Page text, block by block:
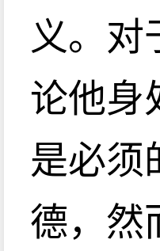
义。
论他身
是必须
德，